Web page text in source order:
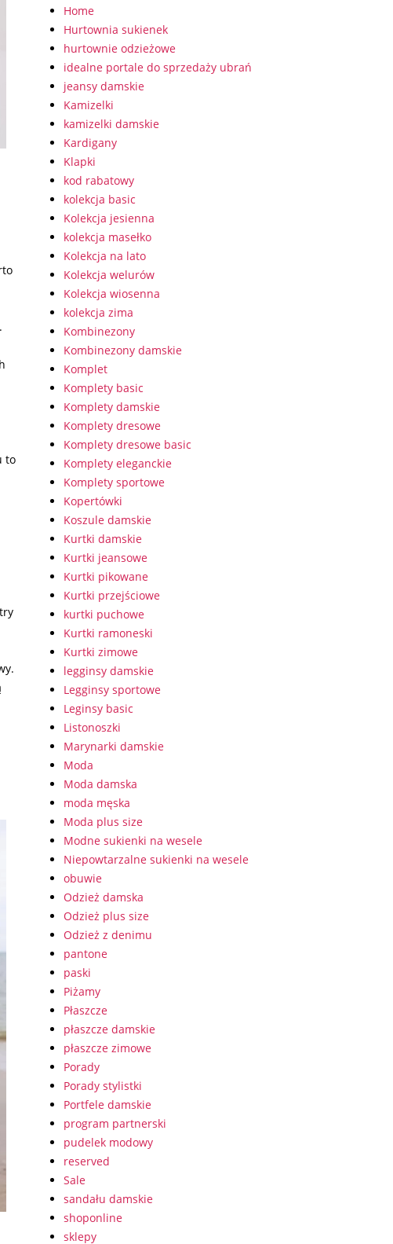
to
Home
Hurtownia sukienek
hurtownie odzieżowe
idealne portale do sprzedaży ubrań
jeansy damskie
Kamizelki
kamizelki damskie
Kardigany
Klapki
kod rabatowy
kolekcja basic
Kolekcja jesienna
kolekcja masełko
Kolekcja na lato
Kolekcja welurów
Kolekcja wiosenna
kolekcja zima
Kombinezony
Kombinezony damskie
Komplet
Komplety basic
Komplety damskie
Komplety dresowe
Komplety dresowe basic
Komplety eleganckie
Komplety sportowe
Kopertówki
Koszule damskie
Kurtki damskie
Kurtki jeansowe
Kurtki pikowane
Kurtki przejściowe
kurtki puchowe
Kurtki ramoneski
Kurtki zimowe
legginsy damskie
Legginsy sportowe
Leginsy basic
Listonoszki
Marynarki damskie
Moda
Moda damska
moda męska
Moda plus size
Modne sukienki na wesele
Niepowtarzalne sukienki na wesele
obuwie
Odzież damska
Odzież plus size
Odzież z denimu
pantone
paski
Piżamy
Płaszcze
płaszcze damskie
płaszcze zimowe
Porady
Porady stylistki
Portfele damskie
program partnerski
pudelek modowy
reserved
Sale
sandału damskie
shoponline
sklepy